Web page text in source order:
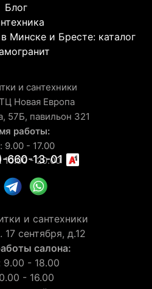
Блог
Минске и Бресте: каталог
и сантехники
Новая Европа
57Б, павильон 321
работы:
9.00 - 17.00
10.00 - 20.00
660-13-01
и сантехники
17 сентября, д.12
салона:
9.00 - 18.00
- 16.00